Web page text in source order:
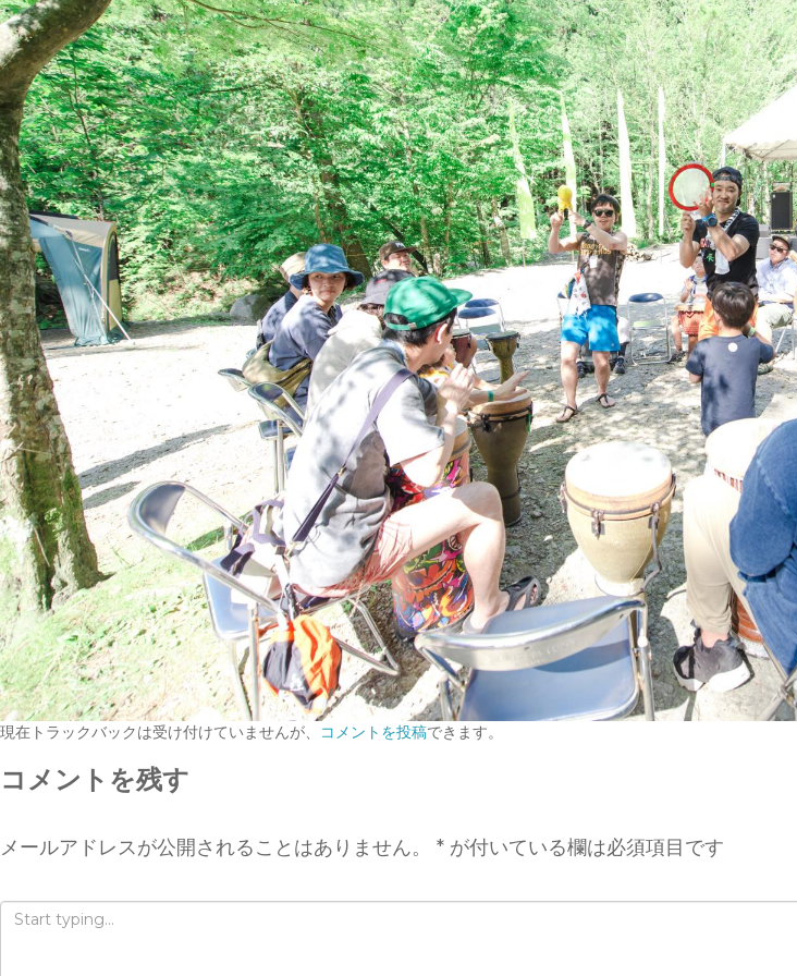
現在トラックバックは受け付けていませんが、 コメントを投稿できます。
コメントを残す
メールアドレスが公開されることはありません。 * が付いている欄は必須項目です